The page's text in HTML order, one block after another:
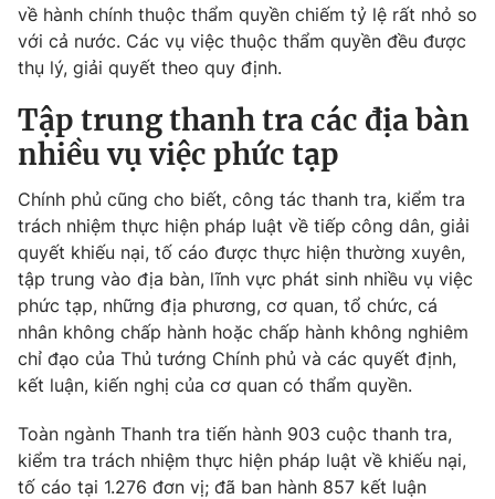
® Cấm sao chép dưới mọi hình thức nếu không có sự chấp
thuận bằng văn bản. Ghi rõ nguồn VTV.vn khi phát hành lại
thông tin từ website này.
về hành chính thuộc thẩm quyền chiếm tỷ lệ rất nhỏ so
với cả nước. Các vụ việc thuộc thẩm quyền đều được
thụ lý, giải quyết theo quy định.
Tập trung thanh tra các địa bàn
nhiều vụ việc phức tạp
Chính phủ cũng cho biết, công tác thanh tra, kiểm tra
trách nhiệm thực hiện pháp luật về tiếp công dân, giải
quyết khiếu nại, tố cáo được thực hiện thường xuyên,
tập trung vào địa bàn, lĩnh vực phát sinh nhiều vụ việc
phức tạp, những địa phương, cơ quan, tổ chức, cá
nhân không chấp hành hoặc chấp hành không nghiêm
chỉ đạo của Thủ tướng Chính phủ và các quyết định,
kết luận, kiến nghị của cơ quan có thẩm quyền.
Toàn ngành Thanh tra tiến hành 903 cuộc thanh tra,
kiểm tra trách nhiệm thực hiện pháp luật về khiếu nại,
tố cáo tại 1.276 đơn vị; đã ban hành 857 kết luận